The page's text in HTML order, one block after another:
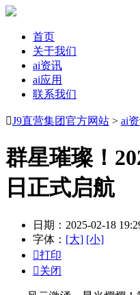
首页
关于我们
ai资讯
ai应用
联系我们
J9直营集团官方网站 > ai
群星璀璨！
日正式启航
日期：2025-02-18
字体： [大] [小]
打印
关闭